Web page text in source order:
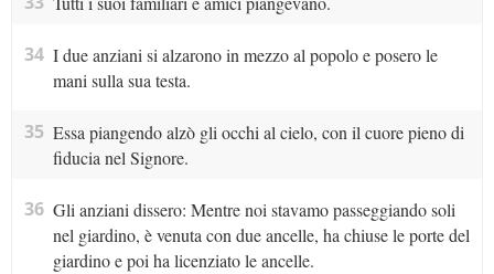
34 I due anziani si alzarono in mezzo al popolo e posero le
mani sulla sua testa.
35 Essa piangendo alzò gli occhi al cielo, con il cuore pieno di
fiducia nel Signore.
36 Gli anziani dissero: Mentre noi stavamo passeggiando soli
nel giardino, è venuta con due ancelle, ha chiuse le porte del
giardino e poi ha licenziato le ancelle.